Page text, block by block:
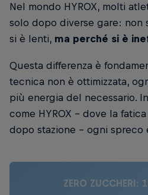
Nel mondo HYROX, molti
solo dopo diverse gare: non
si è lenti, ma perché si è
Questa differenza è
tecnica non è ottimizzata,
più energia del necessario.
come HYROX - dove la
dopo stazione - ogni spreco
ZERO ZUCCHERI: